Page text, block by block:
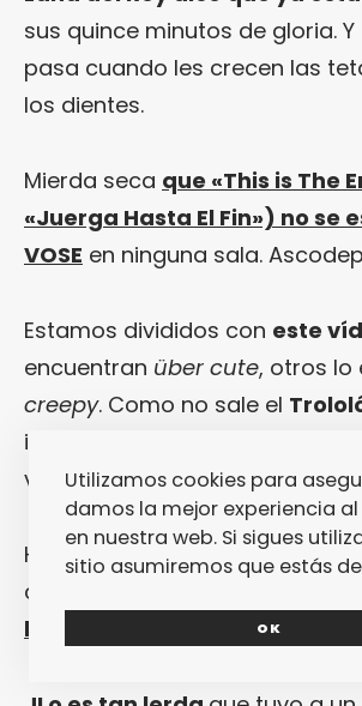
sus quince minutos de gloria.
pasa cuando les crecen las
los dientes.
Mierda seca que «This is The
«Juerga Hasta El Fin») no se
VOSE en ninguna sala.
Estamos divididos con este
encuentran über cute, otros lo
creepy. Como no sale el
imaginamos que lo dirigió
vida,Down.
Hola, soyMadonna . Esta
cumplido otra medida jurásica
llevo bastante mal
Utilizamos cookies para
damos la mejor experiencia
en nuestra web. Si sigues
sitio asumiremos que estás
OK